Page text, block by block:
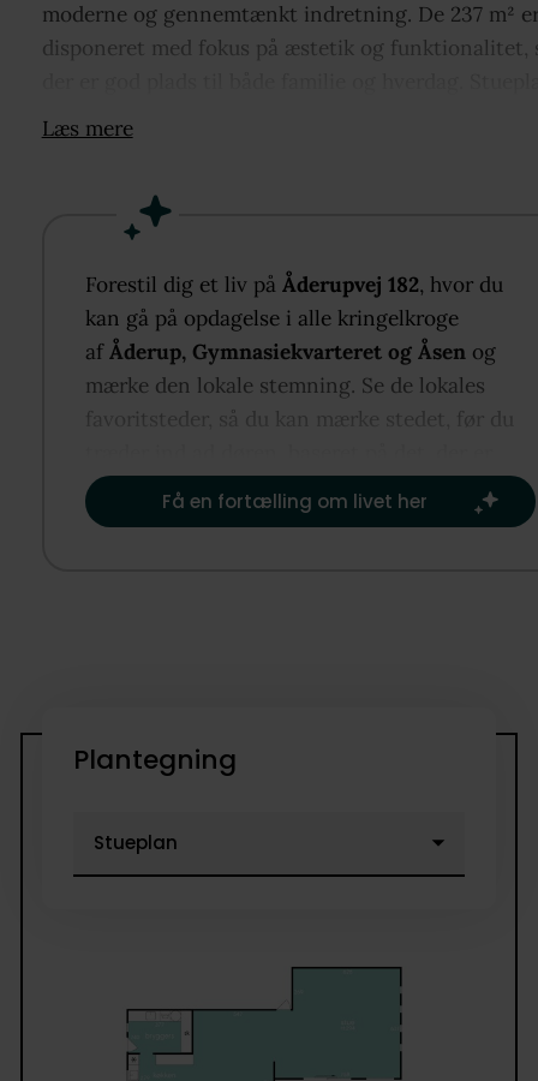
moderne og gennemtænkt indretning. De 237 m²
disponeret med fokus på æstetik og funktionalitet,
er husets naturlige samlingspunkt med
første sal ligger alrum, fire værelser og endnu et
sydvendt altan. Den 1.600 m² store grund er anlagt
med en skøn have, der omkranser huset, og du
på kanalen og Gavnø samt i bekvem afstand til
Næstveds byliv, hverdagens tilbud og større
indfaldsveje.
Læs mere
Forestil dig et liv påÅderupvej 182, hvor du
kan gå på opdagelse i alle kringelkroge
afÅderup, Gymnasiekvarteret og Åsen og
mærke den lokale stemning. Se de lokales
favoritsteder, så du kan mærke stedet, før du
vigtigst for dig.​
Få en fortælling om livet her
Plantegning